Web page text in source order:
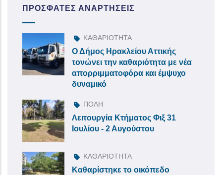
ΠΡΌΣΦΑΤΕΣ ΑΝΑΡΤΉΣΕΙΣ
ΚΑΘΑΡΙΟΤΗΤΑ
Ο Δήμος Ηρακλείου Αττικής
τονώνει την καθαριότητα με νέα
απορριμματοφόρα και έμψυχο
δυναμικό
ΠΟΛΗ
Λειτουργία Κτήματος Φιξ 31
Ιουλίου - 2 Αυγούστου
ΚΑΘΑΡΙΟΤΗΤΑ
Καθαρίστηκε το οικόπεδο